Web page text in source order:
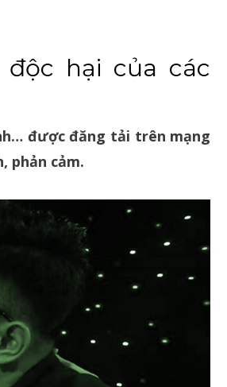
hại của các
được đăng tải trên mạng
phản cảm.